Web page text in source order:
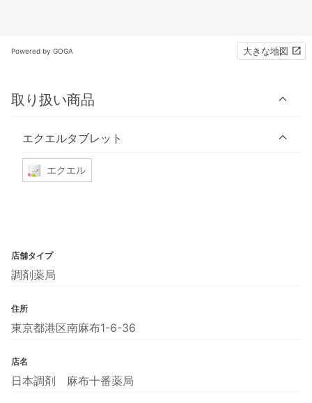
Powered by GOGA 大きな地図
取り扱い商品
エクエルタブレット
エクエル
店舗タイプ
調剤薬局
住所
東京都港区南麻布1-6-36
店名
日本調剤 麻布十番薬局